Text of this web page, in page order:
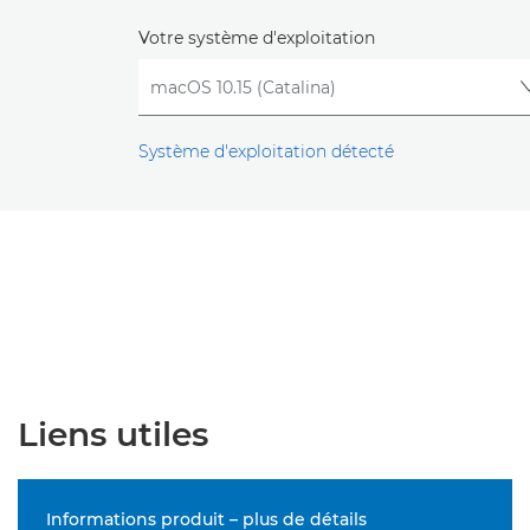
Votre système d'exploitation
Système d'exploitation détecté
Liens utiles
Informations produit – plus de détails